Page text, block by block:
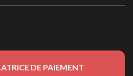
DE PAIEMENT